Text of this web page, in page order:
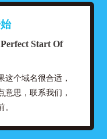
Start Of
这个域名很合适，
意思，联系我们，
。